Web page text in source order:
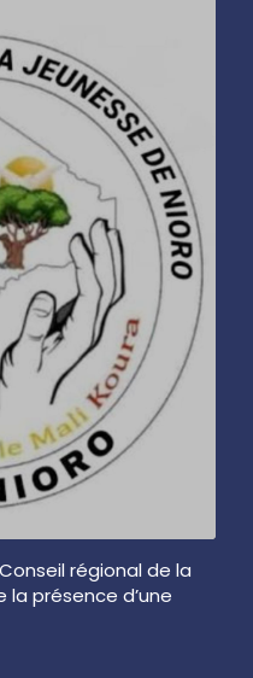
régional de la
la présence d’une